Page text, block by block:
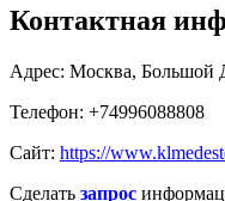
Контактная
Адрес: Москва, Большой
Телефон: +74996088808
Сайт: https://
Сделать запрос